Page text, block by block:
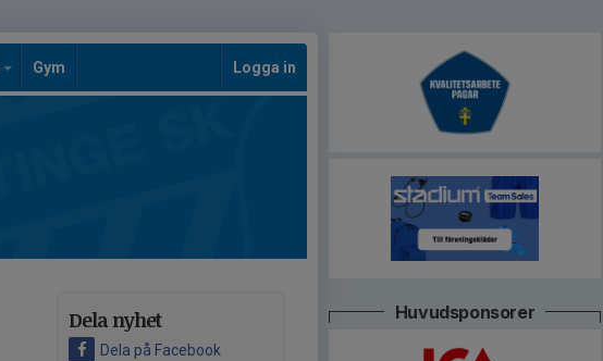
Gym Logga in
Dela nyhet
Dela på Facebook
Huvudsponsorer